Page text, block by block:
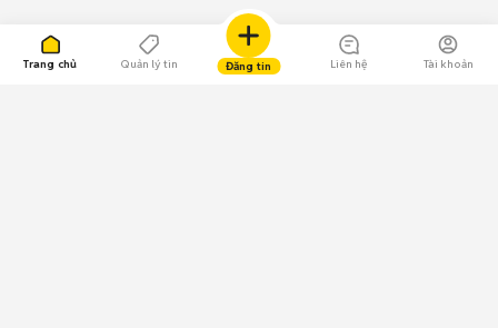
Trang chủ Quản lý tin Đăng tin Liên hệ Tài khoản